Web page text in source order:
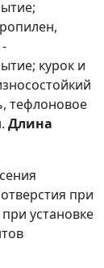
курок и
тефлоновое
Длина
при
установке